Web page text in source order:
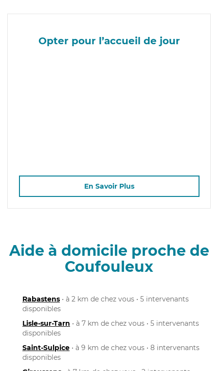
Opter pour l’accueil de jour
En Savoir Plus
Aide à domicile proche de
Coufouleux
Rabastens • à 2 km de chez vous • 5 intervenants
disponibles
Lisle-sur-Tarn • à 7 km de chez vous • 5 intervenants
disponibles
Saint-Sulpice • à 9 km de chez vous • 8 intervenants
disponibles